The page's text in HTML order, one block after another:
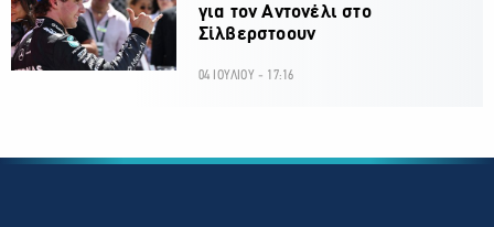
για τον Αντονέλι στο
Σίλβερστοουν
04 ΙΟΥΛΙΟΥ - 17:16